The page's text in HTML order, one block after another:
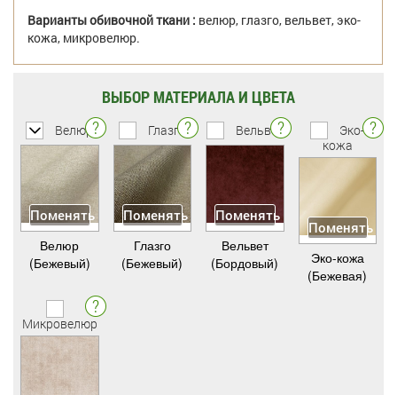
Варианты обивочной ткани : велюр, глазго, вельвет, эко-
кожа, микровелюр.
ВЫБОР МАТЕРИАЛА И ЦВЕТА
Велюр
Поменять
Велюр
(Бежевый)
Глазго
Поменять
Глазго
(Бежевый)
Вельвет
Поменять
Вельвет
(Бордовый)
Эко-
кожа
Поменять
Эко-кожа
(Бежевая)
Микровелюр